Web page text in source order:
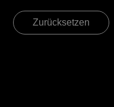
Zurücksetzen